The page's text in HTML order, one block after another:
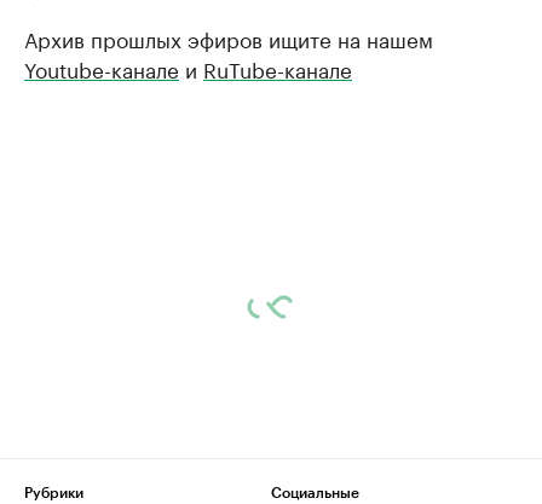
Архив прошлых эфиров ищите на нашем
Youtube-канале и RuTube-канале
Рубрики
Социальные